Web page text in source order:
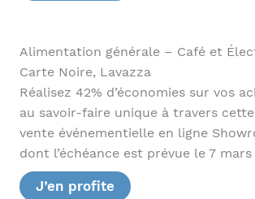
Alimentation générale – Café et
Carte Noire, Lavazza
Réalisez 42% d’économies sur vos
au savoir-faire unique à travers
vente événementielle en ligne
dont l’échéance est prévue le 7
J’en profite